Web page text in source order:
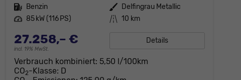
Kraftstoff Benzin Außenfarbe Delfingrau Metallic
Leistung 85 kW (116 PS) Kilometerstand 10 km
27.258,– €
incl. 19% MwSt.
Details
Verbrauch kombiniert: 5,50 l/100km
CO2-Klasse: D